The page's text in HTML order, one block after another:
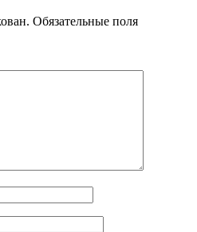
Обязательные поля